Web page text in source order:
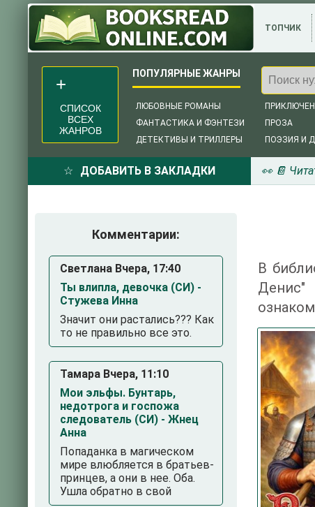
ТОПЧИК
ЛЮБОВНЫЕ РОМАНЫ
ФАНТАСТИКА И ФЭНТЕЗИ
ДЕТЕКТИВЫ И ТРИЛЛЕРЫ
ПРОЗА
ПОЭЗИЯ И
СПИСОК
ВСЕХ
ЖАНРОВ
ДОБАВИТЬ В ЗАКЛАДКИ 👀 📔
В
Комментарии:
Светлана Вчера, 17:40
Ты влипла, девочка (СИ) -
Стужева Инна
Значит они растались??? Как
то не правильно все это.
Тамара Вчера, 11:10
Мои эльфы. Бунтарь,
недотрога и госпожа
следователь (СИ) - Жнец
Анна
Попаданка в магическом
мире влюбляется в братьев-
принцев, а они в нее. Оба.
Ушла обратно в свой